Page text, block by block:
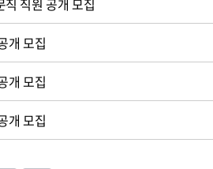
직 직원 공개 모집
개 모집
개 모집
개 모집